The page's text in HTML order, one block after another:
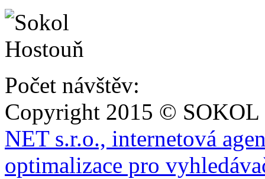
Počet návštěv:
Copyright 2015 ©
NET s.r.o., internetová
optimalizace pro